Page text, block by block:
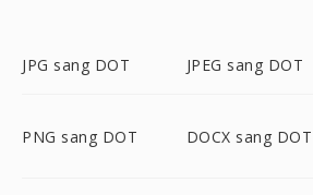
JPG sang DOT JPEG sang DOT
PNG sang DOT DOCX sang DOT